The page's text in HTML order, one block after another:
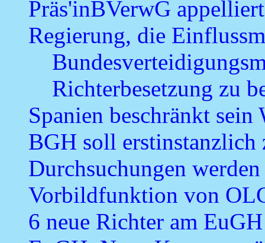
Präs'inBVerwG
Regierung, die
Richterbesetzung zu
Spanien beschränkt sein
BGH soll
Durchsuchungen werden
Vorbildfunktion von
6 neue Richter am EuGH